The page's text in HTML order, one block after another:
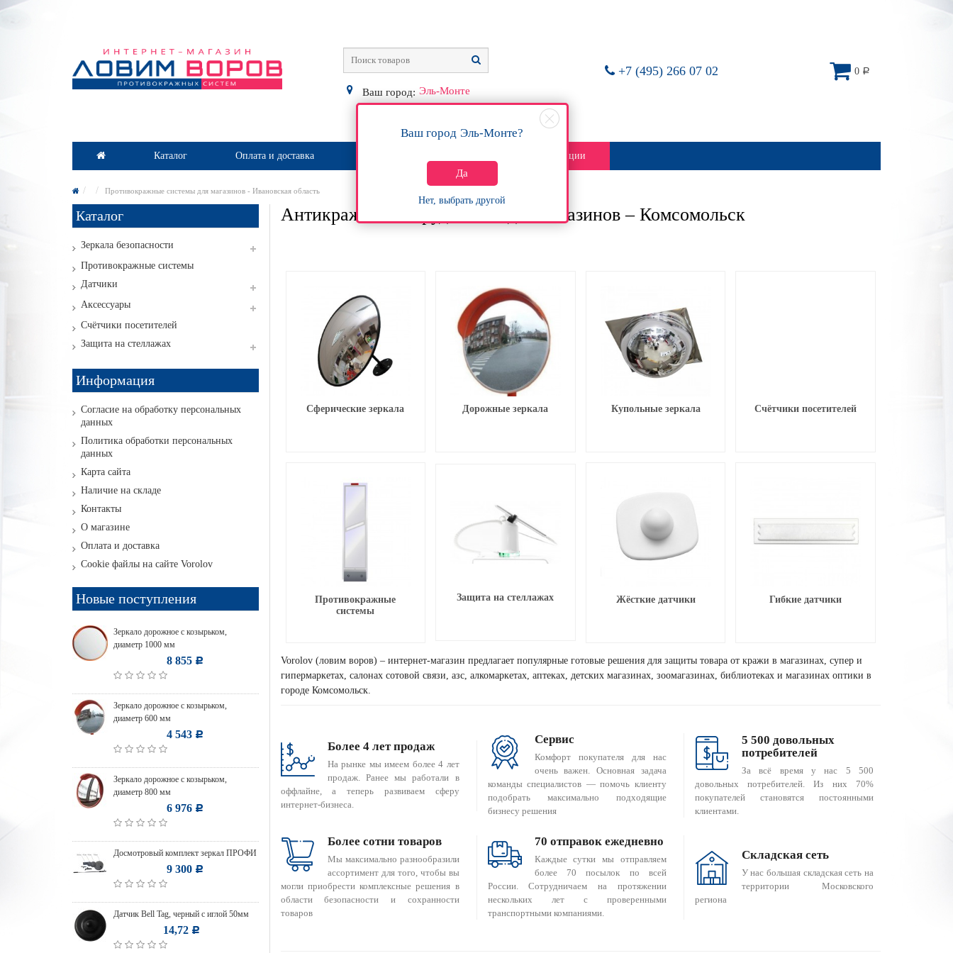
+7 (495) 266 07 02
Ваш город: Эль-Монте
Ваш город Эль-Монте?
Да
Нет, выбрать другой
0 Р
Каталог Оплата и доставка Акции
Противокражные системы для магазинов - Ивановская область
Каталог
Зеркала безопасности
Противокражные системы
Датчики
Аксессуары
Счётчики посетителей
Защита на стеллажах
Информация
Согласие на обработку персональных
данных
Политика обработки персональных
данных
Карта сайта
Наличие на складе
Контакты
О магазине
Оплата и доставка
Cookie файлы на сайте Vorolov
Новые поступления
Зеркало дорожное с козырьком,
диаметр 1000 мм
8 855 Р
Зеркало дорожное с козырьком,
диаметр 600 мм
4 543 Р
Зеркало дорожное с козырьком,
диаметр 800 мм
6 976 Р
Досмотровый комплект зеркал ПРОФИ
9 300 Р
Датчик Bell Tag, черный с иглой 50мм
14,72 Р
Антикражное оборудование для магазинов – Комсомольск
Сферические зеркала Дорожные зеркала Купольные зеркала Счётчики посетителей
Противокражные
системы
Защита на стеллажах Жёсткие датчики Гибкие датчики
Vorolov (ловим воров) – интернет-магазин предлагает популярные готовые решения для защиты товара от кражи в магазинах, супер и
гипермаркетах, салонах сотовой связи, азс, алкомаркетах, аптеках, детских магазинах, зоомагазинах, библиотеках и магазинах оптики в
городе Комсомольск.
Более 4 лет продаж
На рынке мы имеем более 4 лет
продаж. Ранее мы работали в
оффлайне, а теперь развиваем сферу
интернет-бизнеса.
Сервис
Комфорт покупателя для нас
очень важен. Основная задача
команды специалистов — помочь клиенту
подобрать максимально подходящие
бизнесу решения
5 500 довольных
потребителей
За всё время у нас 5 500
довольных потребителей. Из них 70%
покупателей становятся постоянными
клиентами.
Более сотни товаров
Мы максимально разнообразили
ассортимент для того, чтобы вы
могли приобрести комплексные решения в
области безопасности и сохранности
товаров
70 отправок ежедневно
Каждые сутки мы отправляем
более 70 посылок по всей
России. Сотрудничаем на протяжении
нескольких лет с проверенными
транспортными компаниями.
Складская сеть
У нас большая складская сеть на
территории Московского
региона